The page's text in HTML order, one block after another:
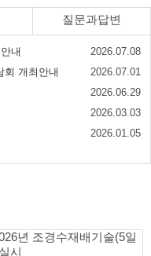
질문과답변
내
2026.07.08
회 개최안내
2026.07.01
2026.06.29
2026.03.03
2026.01.05